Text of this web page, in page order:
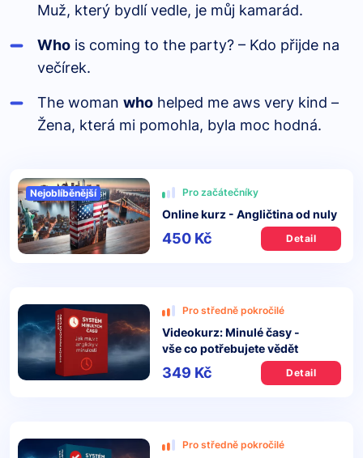
Muž, který bydlí vedle, je můj kamarád.
Who is coming to the party? – Kdo přijde na
večírek.
The woman who helped me aws very kind –
Žena, která mi pomohla, byla moc hodná.
Nejoblíběnější Pro začátečníky
Online kurz - Angličtina od nuly
450 Kč Detail
Pro středně pokročilé
Videokurz: Minulé časy -
vše co potřebujete vědět
349 Kč Detail
Pro středně pokročilé